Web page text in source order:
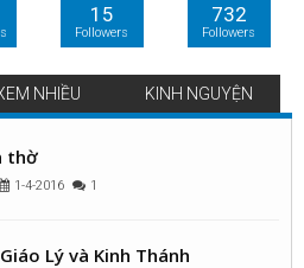
15
Followers
732
Followers
NHIỀU KINH NGUYỆN
thờ
1-4-2016 1
Lý và Kinh Thánh